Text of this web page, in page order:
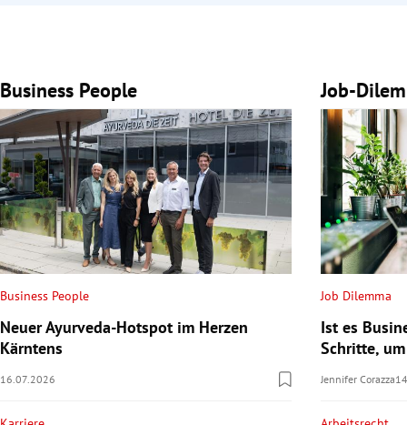
Business People
Business People
Neuer Ayurveda-Hotspot im Herzen
Kärntens
16.07.2026
Job-
Job Dilemma
Ist es
Schritte,
Jennifer Corazza